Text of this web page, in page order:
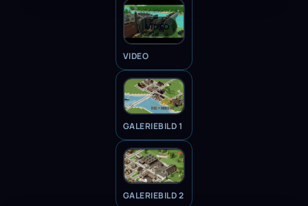
VIDEO
VIDEO
GALERIEBILD 1
GALERIEBILD 2